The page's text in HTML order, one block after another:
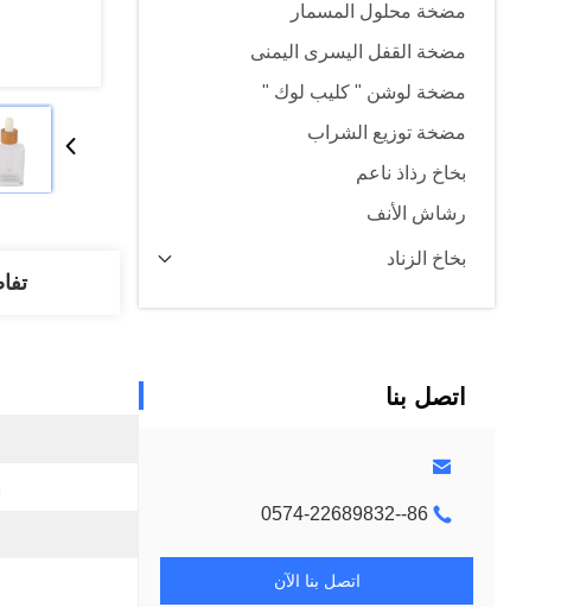
مضخة محلول المسمار
مضخة القفل اليسرى اليمنى
مضخة لوشن " كليب لوك "
مضخة توزيع الشراب
بخاخ رذاذ ناعم
رشاش الأنف
بخاخ الزناد
اتصل بنا
86--0574-22689832
اتصل بنا الآن